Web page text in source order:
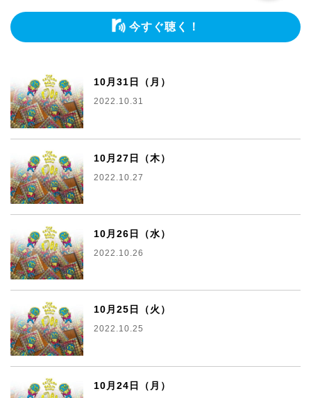
今すぐ聴く！
10月31日（月）
2022.10.31
10月27日（木）
2022.10.27
10月26日（水）
2022.10.26
10月25日（火）
2022.10.25
10月24日（月）